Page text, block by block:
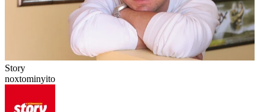
Story
noxtominyito